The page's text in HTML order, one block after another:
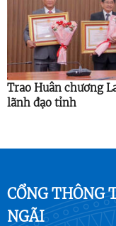
Trao Huân chương
lãnh đạo tỉnh
CỔNG THÔNG
NGÃI